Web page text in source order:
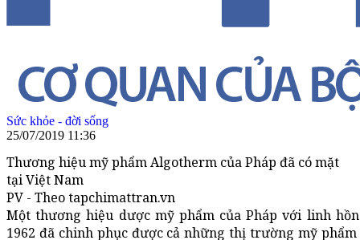
Sức khỏe - đời sống
25/07/2019 11:36
Thương hiệu mỹ phẩm Algotherm của Pháp đã có mặt
tại Việt Nam
PV - Theo tapchimattran.vn
Một thương hiệu dược mỹ phẩm của Pháp với linh
1962 đã chinh phục được cả những thị trường mỹ